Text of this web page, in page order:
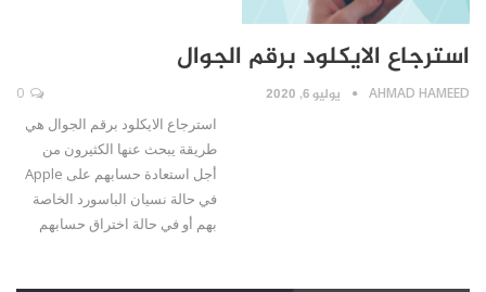
استرجاع الايكلود برقم الجوال
AHMAD HAMEED يوليو 6, 2020
استرجاع الايكلود برقم الجوال هي
طريقة يبحث عنها الكثيرون من
أجل استعادة حسابهم على Apple
في حالة نسيان الباسورد الخاصة
بهم أو في حالة اختراق حسابهم